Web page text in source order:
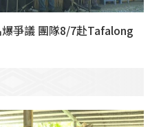
爆爭議 團隊8/7赴Tafalong